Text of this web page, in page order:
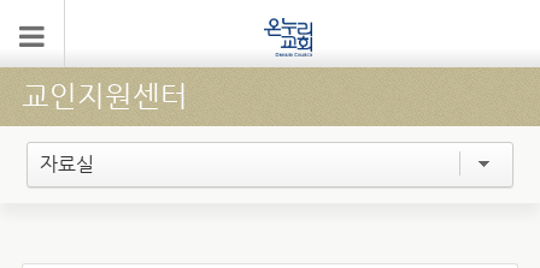
교인지원센터
자료실